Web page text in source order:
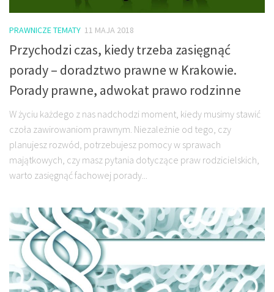
PRAWNICZE TEMATY 11 MAJA 2018
Przychodzi czas, kiedy trzeba zasięgnąć
porady – doradztwo prawne w Krakowie.
Porady prawne, adwokat prawo rodzinne
W życiu każdego z nas nadchodzi moment, kiedy musimy stawić
czoła zawirowaniom prawnym. Niezależnie od tego, czy
planujesz rozwód, potrzebujesz pomocy w sprawach
majątkowych, czy masz pytania dotyczące praw rodzicielskich,
warto zasięgnąć fachowej porady...